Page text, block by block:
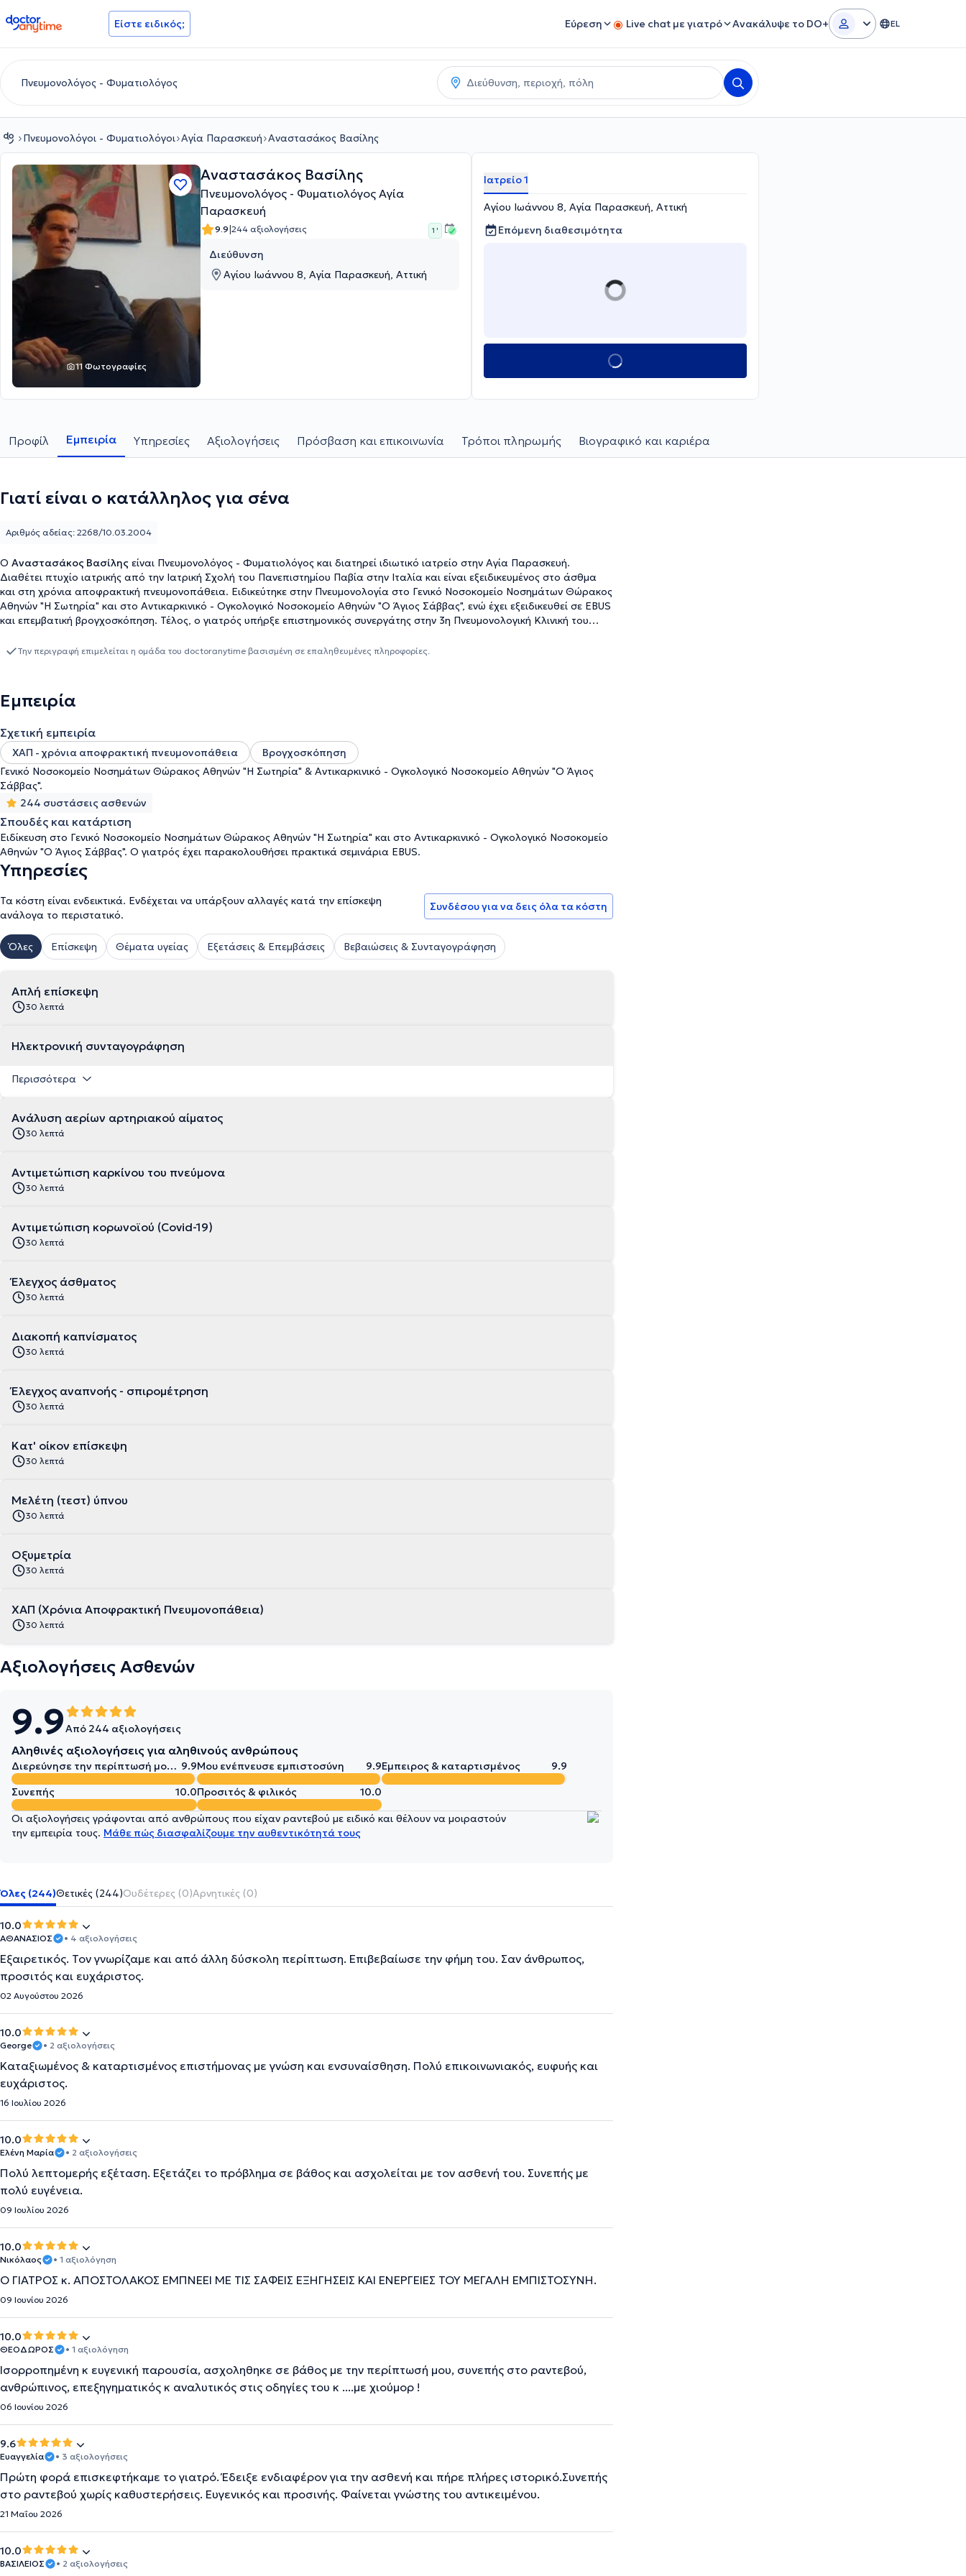
doctoranytime Είστε ειδικός; Εύρεση Live chat με γιατρό Ανακάλυψε το DO+ EL
Πνευμονολόγοι - Φυματιολόγοι Αγία Παρασκευή Αναστασάκος Βασίλης
11 Φωτογραφίες
Αναστασάκος Βασίλης
Πνευμονολόγος - Φυματιολόγος Αγία
Παρασκευή
9.9|244 αξιολογήσεις 1 '
Διεύθυνση
Αγίου Ιωάννου 8, Αγία Παρασκευή, Αττική
Ιατρείο 1
Αγίου Ιωάννου 8, Αγία Παρασκευή, Αττική
Επόμενη διαθεσιμότητα
Προφίλ Εμπειρία Υπηρεσίες Αξιολογήσεις Πρόσβαση και επικοινωνία Τρόποι πληρωμής Βιογραφικό και καριέρα
Γιατί είναι ο κατάλληλος για σένα
Ο Αναστασάκος Βασίλης είναι Πνευμονολόγος - Φυματιολόγος και διατηρεί ιδιωτικό ιατρείο στην Αγία Παρασκευή.
Διαθέτει πτυχίο ιατρικής από την Ιατρική Σχολή του Πανεπιστημίου Παβία στην Ιταλία και είναι εξειδικευμένος στο άσθμα
και στη χρόνια αποφρακτική πνευμονοπάθεια. Ειδικεύτηκε στην Πνευμονολογία στο Γενικό Νοσοκομείο Νοσημάτων Θώρακος
Αθηνών "Η Σωτηρία" και στο Αντικαρκινικό - Ογκολογικό Νοσοκομείο Αθηνών "Ο Άγιος Σάββας", ενώ έχει εξειδικευθεί σε EBUS
και επεμβατική βρογχοσκόπηση. Τέλος, ο γιατρός υπήρξε επιστημονικός συνεργάτης στην 3η Πνευμονολογική Κλινική του
εξωτερικό, στα πλαίσια της συνεχούς κατάρτισης.
Αριθμός αδείας: 2268/10.03.2004
Την περιγραφή επιμελείται η ομάδα του doctoranytime βασισμένη σε επαληθευμένες πληροφορίες.
Εμπειρία
Σχετική εμπειρία
ΧΑΠ - χρόνια αποφρακτική πνευμονοπάθεια
Βρογχοσκόπηση
Γενικό Νοσοκομείο Νοσημάτων Θώρακος Αθηνών "Η Σωτηρία" & Αντικαρκινικό - Ογκολογικό Νοσοκομείο Αθηνών "Ο Άγιος
Σάββας".
244 συστάσεις ασθενών
Σπουδές και κατάρτιση
Ειδίκευση στο Γενικό Νοσοκομείο Νοσημάτων Θώρακος Αθηνών "Η Σωτηρία" και στο Αντικαρκινικό - Ογκολογικό Νοσοκομείο
Αθηνών "Ο Άγιος Σάββας". Ο γιατρός έχει παρακολουθήσει πρακτικά σεμινάρια EBUS.
Υπηρεσίες
Τα κόστη είναι ενδεικτικά. Ενδέχεται να υπάρξουν αλλαγές κατά την επίσκεψη
ανάλογα το περιστατικό.
Συνδέσου για να δεις όλα τα κόστη
Όλες Επίσκεψη Θέματα υγείας Εξετάσεις & Επεμβάσεις Βεβαιώσεις & Συνταγογράφηση
Απλή επίσκεψη
30 λεπτά
Ηλεκτρονική συνταγογράφηση
Περισσότερα
Ανάλυση αερίων αρτηριακού αίματος
30 λεπτά
Αντιμετώπιση καρκίνου του πνεύμονα
30 λεπτά
Αντιμετώπιση κορωνοϊού (Covid-19)
30 λεπτά
Έλεγχος άσθματος
30 λεπτά
Διακοπή καπνίσματος
30 λεπτά
Έλεγχος αναπνοής - σπιρομέτρηση
30 λεπτά
Κατ' οίκον επίσκεψη
30 λεπτά
Μελέτη (τεστ) ύπνου
30 λεπτά
Οξυμετρία
30 λεπτά
ΧΑΠ (Χρόνια Αποφρακτική Πνευμονοπάθεια)
30 λεπτά
Αξιολογήσεις Ασθενών
9.9Από 244 αξιολογήσεις
Αληθινές αξιολογήσεις για αληθινούς ανθρώπους
Διερεύνησε την περίπτωσή μου σε βάθος 9.9Μου ενέπνευσε εμπιστοσύνη 9.9Έμπειρος & καταρτισμένος
9.9
Συνεπής
10.0Προσιτός & φιλικός 10.0
Οι αξιολογήσεις γράφονται από ανθρώπους που είχαν ραντεβού με ειδικό και θέλουν να μοιραστούν
την εμπειρία τους. Μάθε πώς διασφαλίζουμε την αυθεντικότητά τους
Όλες (244)Θετικές (244)Ουδέτερες (0)Αρνητικές (0)
10.0
ΑΘΑΝΑΣΙΟΣ • 4 αξιολογήσεις
Εξαιρετικός. Τον γνωρίζαμε και από άλλη δύσκολη περίπτωση. Επιβεβαίωσε την φήμη του. Σαν άνθρωπος,
προσιτός και ευχάριστος.
02 Αυγούστου 2026
10.0
George • 2 αξιολογήσεις
Καταξιωμένος & καταρτισμένος επιστήμονας με γνώση και ενσυναίσθηση. Πολύ επικοινωνιακός, ευφυής και
ευχάριστος.
16 Ιουλίου 2026
10.0
Ελένη Μαρία • 2 αξιολογήσεις
Πολύ λεπτομερής εξέταση. Εξετάζει το πρόβλημα σε βάθος και ασχολείται με τον ασθενή του. Συνεπής με
πολύ ευγένεια.
09 Ιουλίου 2026
10.0
Νικόλαος • 1 αξιολόγηση
Ο ΓΙΑΤΡΟΣ κ. ΑΠΟΣΤΟΛΑΚΟΣ ΕΜΠΝΕΕΙ ΜΕ ΤΙΣ ΣΑΦΕΙΣ ΕΞΗΓΗΣΕΙΣ ΚΑΙ ΕΝΕΡΓΕΙΕΣ ΤΟΥ ΜΕΓΑΛΗ ΕΜΠΙΣΤΟΣΥΝΗ.
09 Ιουνίου 2026
10.0
ΘΕΟΔΩΡΟΣ • 1 αξιολόγηση
Ισορροπημένη κ ευγενική παρουσία, ασχοληθηκε σε βάθος με την περίπτωσή μου, συνεπής στο ραντεβού,
ανθρώπινος, επεξηγηματικός κ αναλυτικός στις οδηγίες του κ ....με χιούμορ !
06 Ιουνίου 2026
9.6
Ευαγγελία • 3 αξιολογήσεις
Πρώτη φορά επισκεφτήκαμε το γιατρό. Έδειξε ενδιαφέρον για την ασθενή και πήρε πλήρες ιστορικό.Συνεπής
στο ραντεβού χωρίς καθυστερήσεις. Ευγενικός και προσινής. Φαίνεται γνώστης του αντικειμένου.
21 Μαΐου 2026
10.0
ΒΑΣΙΛΕΙΟΣ • 2 αξιολογήσεις